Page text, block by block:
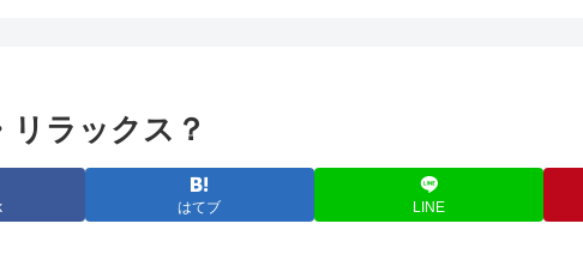
リラックス？
はてブ LINE